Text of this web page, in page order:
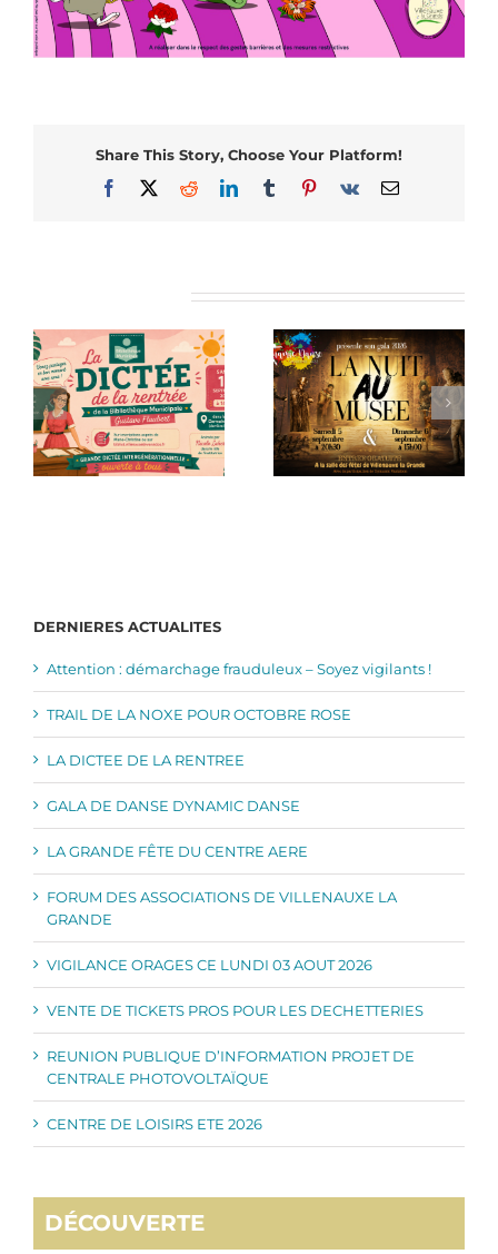
Share This Story, Choose Your Platform!
Facebook
X RedditLinkedInTumblrPinterest
Vk Email
DERNIERES ACTUALITES
Attention : démarchage frauduleux – Soyez vigilants !
TRAIL DE LA NOXE POUR OCTOBRE ROSE
LA DICTEE DE LA RENTREE
GALA DE DANSE DYNAMIC DANSE
LA GRANDE FÊTE DU CENTRE AERE
FORUM DES ASSOCIATIONS DE VILLENAUXE LA
GRANDE
VIGILANCE ORAGES CE LUNDI 03 AOUT 2026
VENTE DE TICKETS PROS POUR LES DECHETTERIES
REUNION PUBLIQUE D’INFORMATION PROJET DE
CENTRALE PHOTOVOLTAÏQUE
CENTRE DE LOISIRS ETE 2026
DÉCOUVERTE